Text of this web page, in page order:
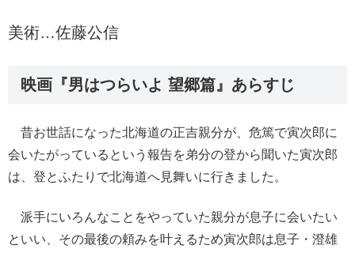
美術…佐藤公信
映画『男はつらいよ 望郷篇』あらすじ
昔お世話になった北海道の正吉親分が、危篤で寅次郎に
会いたがっているという報告を弟分の登から聞いた寅次郎
は、登とふたりで北海道へ見舞いに行きました。
派手にいろんなことをやっていた親分が息子に会いたい
といい、その最後の頼みを叶えるため寅次郎は息子・澄雄